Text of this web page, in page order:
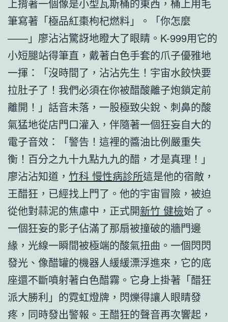
上揹著一個像是小型瓦斯桶的東西，桶上用毛
筆寫著「極品紅棗枸杞燃料」。「你怎麼
——」廖沾沾驚訝地瞪大了眼睛。K-999用它的
小短腿站得筆直，戴著白色手套的爪子優雅地
一揮：「沒時間了，沾沾先生！宇宙水餃快要
拉肚子了！我們必須在你被醋酸離子炮鎖定前
離開！」話音未落，一股極致尖銳、刺鼻的酸
氣猛地從店門口灌入，伴隨著一個狂妄自大的
電子音效：「警告！這裡的醬油比例嚴重失
衡！百分之九十九點九九的醋，才是真理！」
廖沾沾知道， 竹科 慢性病診所這是他的宿敵，
王醋狂，已經找上門了。他的宇宙冒險，被迫
從他對蒜泥的焦慮中，正式開新竹 健檢始了。
一個狂妄的影子佔滿了那扇被撞破的牆門邊
緣，光線一瞬間被極端的酸氣扭曲。一個閃閃
發光、像醋罐的機器人緩緩漂浮進來，它的底
座還不斷噴射著白色醋霧。它身上掛著「醋狂
派大勝利」的霓虹燈牌，閃爍得讓人眼睛發
疼，同時發出警報。王醋狂的聲音再次響起，